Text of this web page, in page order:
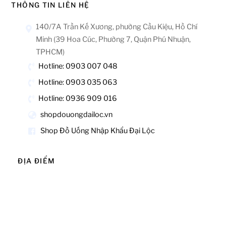
THÔNG TIN LIÊN HỆ
140/7A Trần Kế Xương, phường Cầu Kiệu, Hồ Chí
Minh (39 Hoa Cúc, Phường 7, Quận Phú Nhuận,
TPHCM)
Hotline: 0903 007 048
Hotline: 0903 035 063
Hotline: 0936 909 016
shopdouongdailoc.vn
Shop Đồ Uống Nhập Khẩu Đại Lộc
ĐỊA ĐIỂM